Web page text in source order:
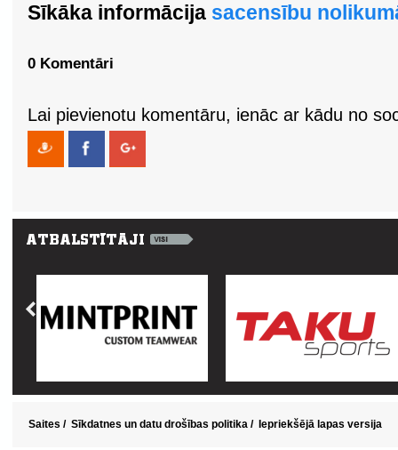
Sīkāka informācija sacensību
0 Komentāri
Lai pievienotu komentāru, ienāc ar kādu no
Saites / Sīkdatnes un datu drošības politika / Iepriekšējā lapas versija